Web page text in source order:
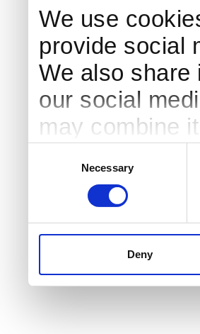
We use
provide social
We also share
our social
may combine
services.
Necessary
Deny